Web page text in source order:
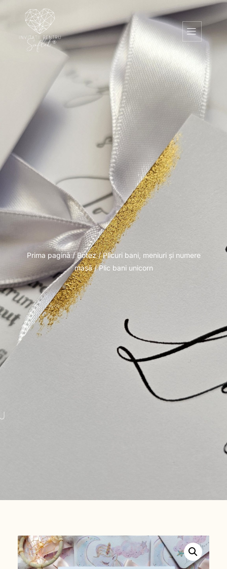
Prima pagină/Botez/Plicuri bani, meniuri și numere
masă/ Plic bani unicorn